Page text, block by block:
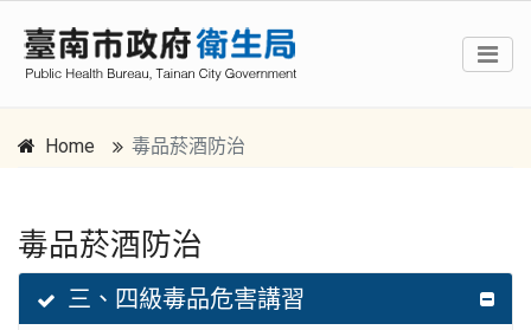
Home 毒品菸酒防治
跳到主要內容區塊
毒品菸酒防治
三、四級毒品危害講習